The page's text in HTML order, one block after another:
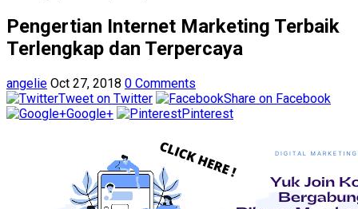
Pengertian Internet Marketing Terbaik
Terlengkap dan Terpercaya
angelie Oct 27, 2018 0 Comments
Tweet on Twitter
Share on Facebook
Google+
Pinterest